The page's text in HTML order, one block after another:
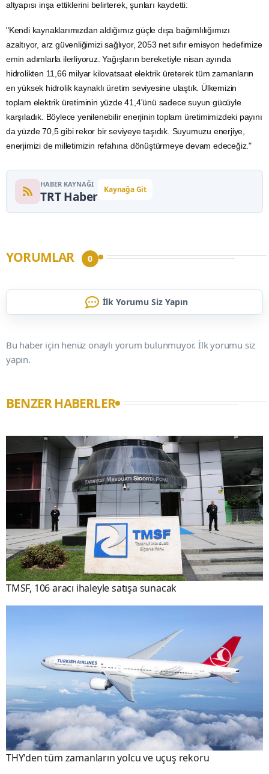
altyapısı inşa ettiklerini belirterek, şunları kaydetti:
"Kendi kaynaklarımızdan aldığımız güçle dışa bağımlılığımızı
azaltıyor, arz güvenliğimizi sağlıyor, 2053 net sıfır emisyon hedefimize
emin adımlarla ilerliyoruz. Yağışların bereketiyle nisan ayında
hidrolikten 11,66 milyar kilovatsaat elektrik üreterek tüm zamanların
en yüksek hidrolik kaynaklı üretim seviyesine ulaştık. Ülkemizin
toplam elektrik üretiminin yüzde 41,4'ünü sadece suyun gücüyle
karşıladık. Böylece yenilenebilir enerjinin toplam üretimimizdeki payını
da yüzde 70,5 gibi rekor bir seviyeye taşıdık. Suyumuzu enerjiye,
enerjimizi de milletimizin refahına dönüştürmeye devam edeceğiz."
HABER KAYNAĞI
TRT Haber Kaynağa Git
YORUMLAR 0
İlk Yorumu Siz Yapın
Bu haber için henüz onaylı yorum bulunmuyor. İlk yorumu siz
yapın.
BENZER HABERLER
TMSF, 106 aracı ihaleyle satışa sunacak
THY'den tüm zamanların yolcu ve uçuş rekoru